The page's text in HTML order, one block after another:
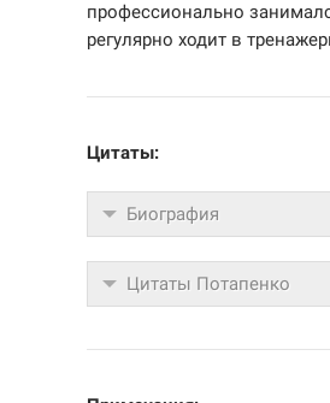
профессионально
регулярно ходит в
Цитаты:
Биография
Цитаты Потапенко